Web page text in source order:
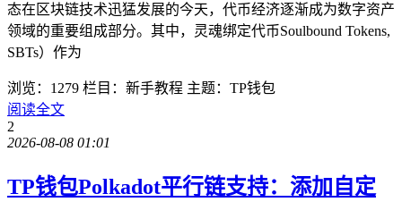
态在区块链技术迅猛发展的今天，代币经济逐渐成为数字资产
领域的重要组成部分。其中，灵魂绑定代币Soulbound Tokens,
SBTs）作为
浏览：1279 栏目：新手教程 主题：TP钱包
阅读全文
2
2026-08-08 01:01
TP钱包Polkadot平行链支持：添加自定